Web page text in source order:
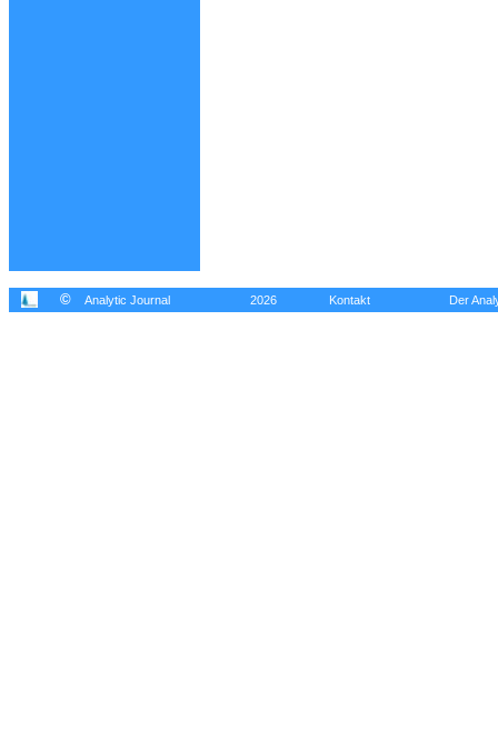
© Analytic Journal 2026 Kontakt Der